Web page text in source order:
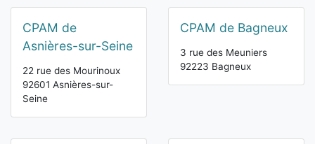
CPAM de
Asnières-sur-Seine
22 rue des Mourinoux
92601 Asnières-sur-
Seine
CPAM de Bagneux
3 rue des Meuniers
92223 Bagneux